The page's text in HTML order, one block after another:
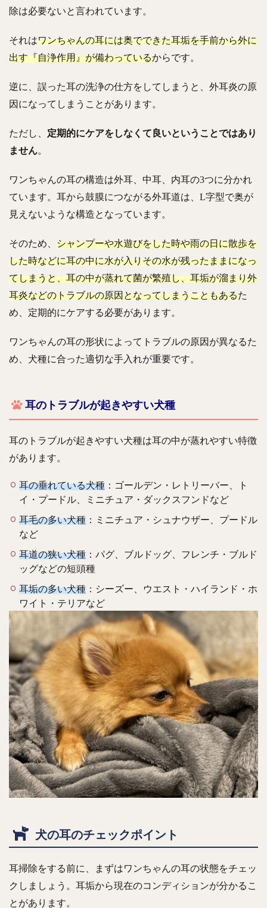
除は必要ないと言われています。
それはワンちゃんの耳には奥でできた耳垢を手前から外に
出す『自浄作用』が備わっているからです。
逆に、誤った耳の洗浄の仕方をしてしまうと、外耳炎の原
因になってしまうことがあります。
ただし、 定期的にケアをしなくて良いということではあり
ません。
ワンちゃんの耳の構造は外耳、中耳、内耳の3つに分かれ
ています。耳から鼓膜につながる外耳道は、L字型で奥が
見えないような構造となっています。
そのため、 シャンプーや水遊びをした時や雨の日に散歩を
した時などに耳の中に水が入りその水が残ったままになっ
てしまうと、耳の中が蒸れて菌が繁殖し、耳垢が溜まり外
耳炎などのトラブルの原因となってしまうこともあるた
め、定期的にケアする必要があります。
ワンちゃんの耳の形状によってトラブルの原因が異なるた
め、犬種に合った適切な手入れが重要です。
耳のトラブルが起きやすい犬種
耳のトラブルが起きやすい犬種は耳の中が蒸れやすい特徴
があります。
耳の垂れている犬種 ：ゴールデン・レトリーバー、ト
イ・プードル、ミニチュア・ダックスフンドなど
耳毛の多い犬種 ：ミニチュア・シュナウザー、プードル
など
耳道の狭い犬種 ：パグ、ブルドッグ、フレンチ・ブルド
ッグなどの短頭種
耳垢の多い犬種 ：シーズー、ウエスト・ハイランド・ホ
ワイト・テリアなど
犬の耳のチェックポイント
耳掃除をする前に、まずはワンちゃんの耳の状態をチェッ
クしましょう。耳垢から現在のコンディションが分かるこ
とがあります。